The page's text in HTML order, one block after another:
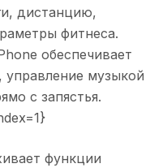
дистанцию,
фитнеса.
обеспечивает
музыкой
с запястья.
функции